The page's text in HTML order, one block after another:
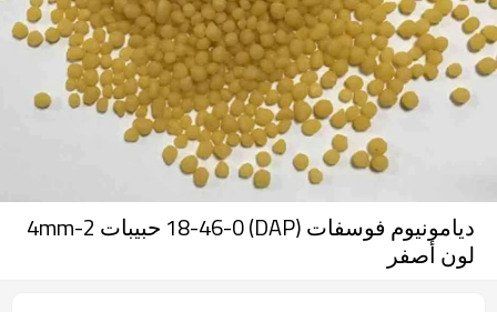
ديامونيوم فوسفات (DAP) 18-46-0 حبيبات 2-4mm
لون أصفر